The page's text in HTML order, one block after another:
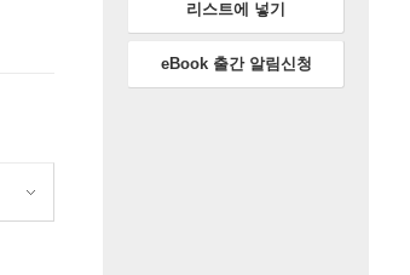
리스트에 넣기
eBook 출간 알림신청